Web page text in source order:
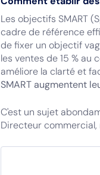
Les objectifs SMART
cadre de référence
de fixer un objectif
les ventes de 15 % au
améliore la clarté et
SMART augmentent
C'est un sujet
Directeur